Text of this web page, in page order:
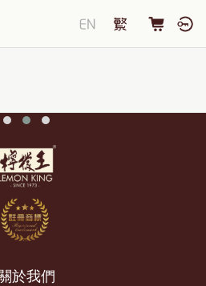
於我們